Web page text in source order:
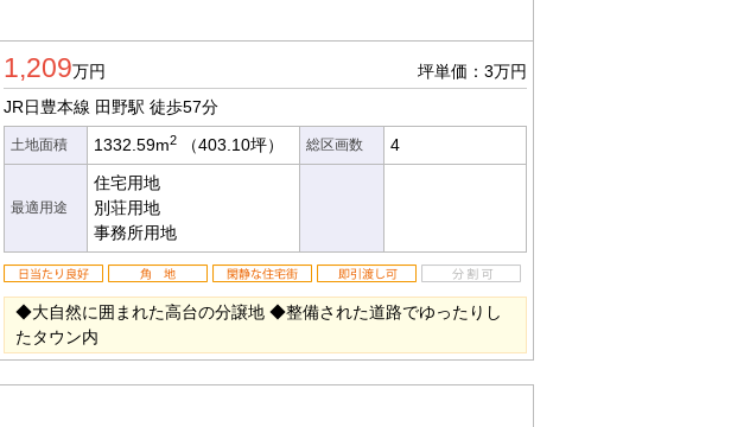
1,209万円
坪単価：3万円
JR日豊本線 田野駅 徒歩57分
土地面積 1332.59m2 （403.10坪） 総区画数 4
最適用途
住宅用地
別荘用地
事務所用地
◆大自然に囲まれた高台の分譲地 ◆整備された道路でゆったりし
たタウン内